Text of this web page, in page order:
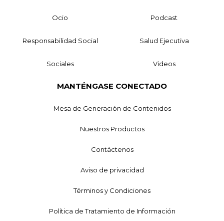
Ocio Podcast
Responsabilidad Social Salud Ejecutiva
Sociales Videos
MANTÉNGASE CONECTADO
Mesa de Generación de Contenidos
Nuestros Productos
Contáctenos
Aviso de privacidad
Términos y Condiciones
Política de Tratamiento de Información